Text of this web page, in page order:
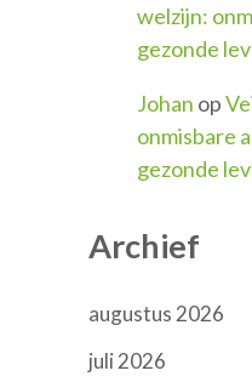
welzijn:
gezonde
Johan op
onmisbare
gezonde
Archief
augustus 2026
juli 2026